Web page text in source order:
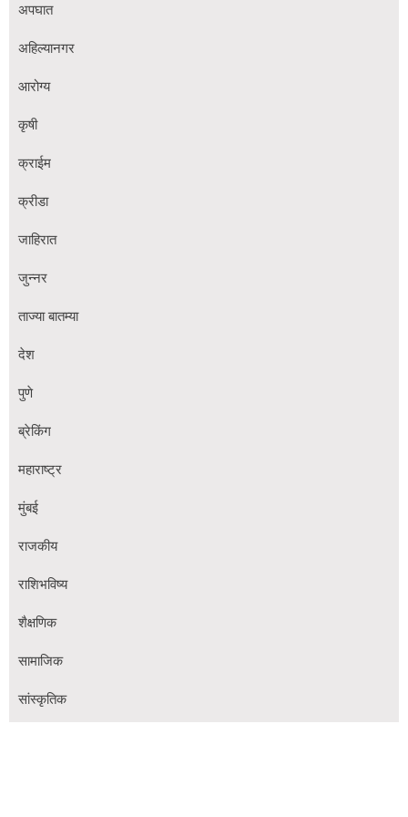
अपघात
अहिल्यानगर
आरोग्य
कृषी
क्राईम
क्रीडा
जाहिरात
जुन्नर
ताज्या बातम्या
देश
पुणे
ब्रेकिंग
महाराष्ट्र
मुंबई
राजकीय
राशिभविष्य
शैक्षणिक
सामाजिक
सांस्कृतिक